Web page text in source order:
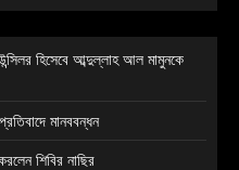
হিসেবে আব্দুল্লাহ আল মামুনকে
মানববন্ধন
শিবির নাছির